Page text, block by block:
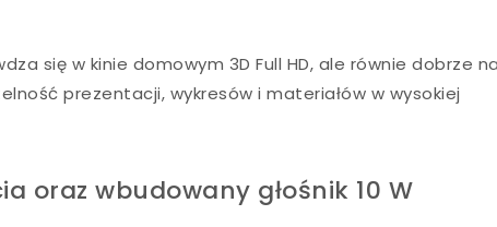
się w kinie domowym 3D Full HD, ale równie dobrze
prezentacji, wykresów i materiałów w wysokiej
oraz wbudowany głośnik 10 W